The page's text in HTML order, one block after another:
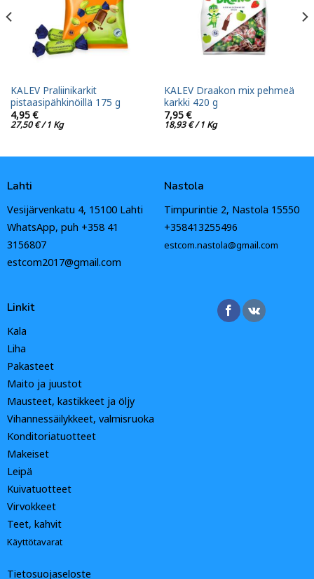
KALEV Praliinikarkit
pistaasipähkinöillä 175 g
4,95€
27,50€/ 1 Kg
KALEV Draakon mix pehmeä
karkki 420 g
7,95€
18,93€/ 1 Kg
Lahti
Vesijärvenkatu 4, 15100 Lahti
WhatsApp, puh +358 41
3156807
estcom2017@gmail.com
Nastola
Timpurintie 2, Nastola 15550
+358413255496
estcom.nastola@gmail.com
Linkit
Kala
Liha
Pakasteet
Maito ja juustot
Mausteet, kastikkeet ja öljy
Vihannessäilykkeet, valmisruoka
Konditoriatuotteet
Makeiset
Leipä
Kuivatuotteet
Virvokkeet
Teet, kahvit
Käyttötavarat
Tietosuojaseloste